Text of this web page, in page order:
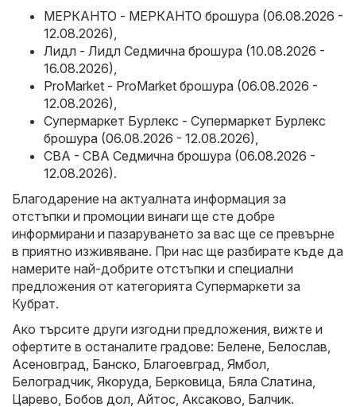
МЕРКАНТО - МЕРКАНТО брошура (06.08.2026 -
12.08.2026),
Лидл - Лидл Седмична брошура (10.08.2026 -
16.08.2026),
ProMarket - ProMarket брошура (06.08.2026 -
12.08.2026),
Супермаркет Бурлекс - Супермаркет Бурлекс
брошура (06.08.2026 - 12.08.2026),
CBA - CBA Седмична брошура (06.08.2026 -
12.08.2026).
Благодарение на актуалната информация за
отстъпки и промоции винаги ще сте добре
информирани и пазаруването за вас ще се превърне
в приятно изживяване. При нас ще разбирате къде да
намерите най-добрите отстъпки и специални
предложения от категорията Супермаркети за
Кубрат.
Ако търсите други изгодни предложения, вижте и
офертите в останалите градове: Белене, Белослав,
Асеновград, Банско, Благоевград, Ямбол,
Белоградчик, Якоруда, Берковица, Бяла Слатина,
Царево, Бобов дол, Айтос, Аксаково, Балчик.